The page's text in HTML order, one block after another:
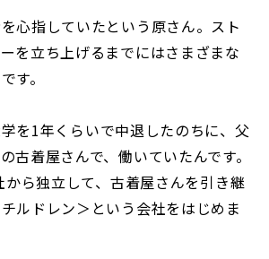
心指していたという原さん。スト
を立ち上げるまでにはさまざまな
す。
学を1年くらいで中退したのちに、父
古着屋さんで、働いていたんです。
ら独立して、古着屋さんを引き継
ルドレン＞という会社をはじめま